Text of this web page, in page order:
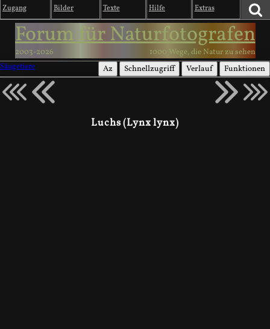
Zugang Bilder Texte Hilfe Extras
Forum für Naturfotografen
2003-2026
1000 Wege, die Natur zu sehen
Säugetiere
Az Schnellzugriff Verlauf Funktionen
Luchs (Lynx lynx)